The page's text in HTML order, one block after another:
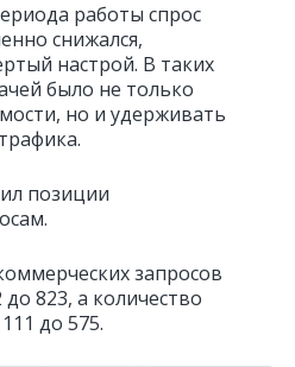
работы спрос
снижался,
настрой. В таких
было не только
но и удерживать
позиции
запросов
823, а количество
до 575.